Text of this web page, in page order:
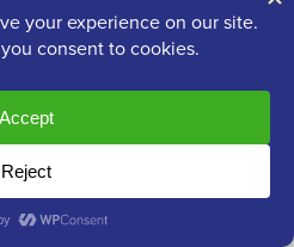
się więcej o tym, jak
ADMINISTRATOR